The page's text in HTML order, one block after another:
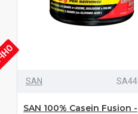
SAN SA44
SAN 100% Casein Fusion -